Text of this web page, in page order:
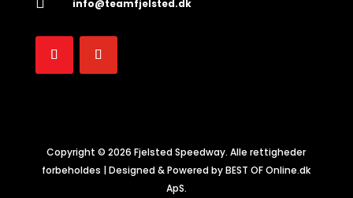
info@teamfjelsted.dk
Copyright © 2026 Fjelsted Speedway. Alle rettigheder
forbeholdes | Designed & Powered by BEST OF Online.dk
ApS.